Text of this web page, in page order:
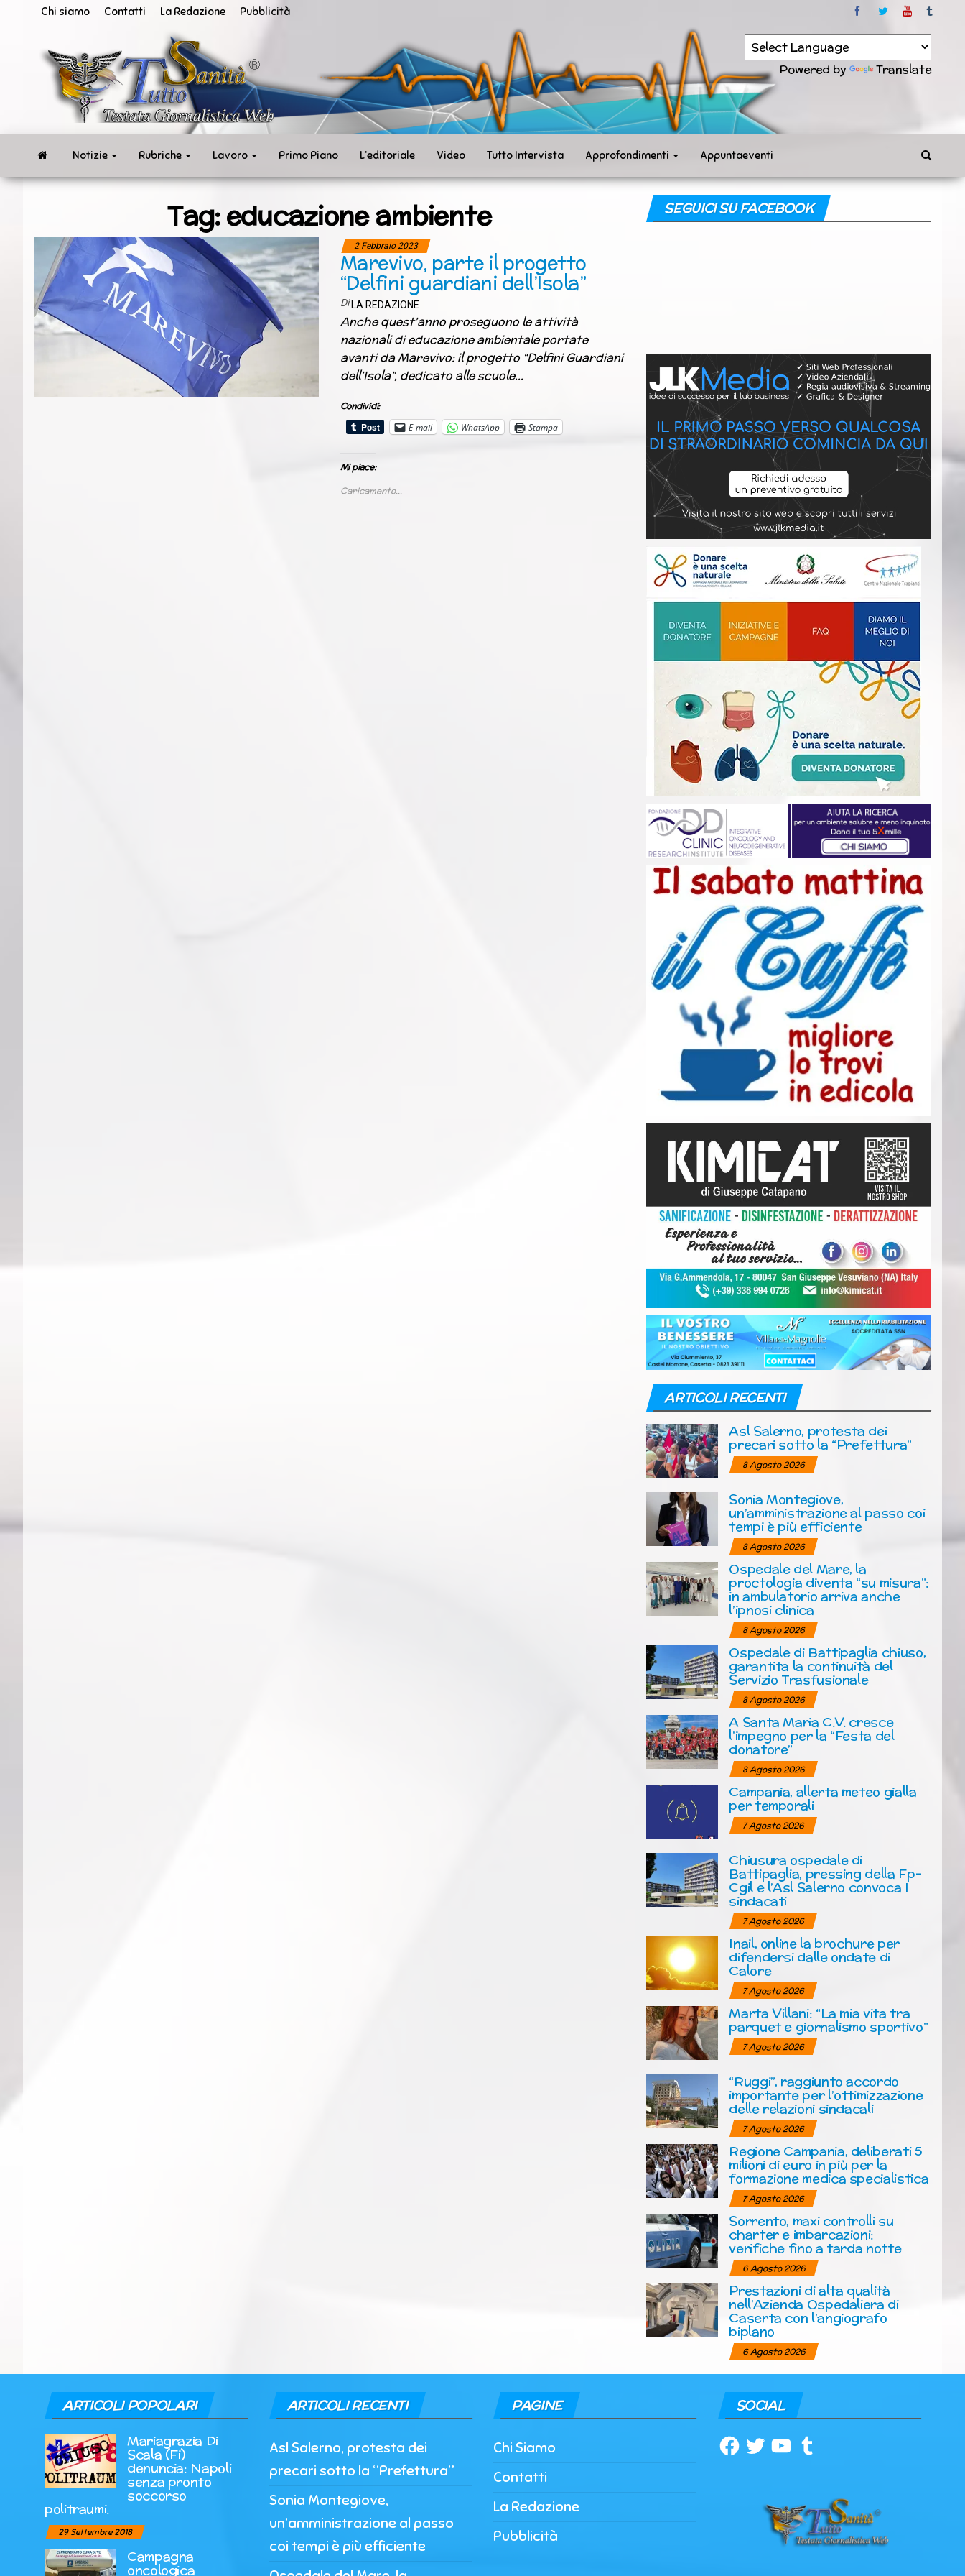
Chi siamo Contatti La Redazione Pubblicità
tempo
reale
Powered by Translate
Notizie Rubriche Lavoro Primo Piano L’editoriale Video Tutto Intervista Approfondimenti Appuntaeventi
Tag:educazione ambiente
2 Febbraio 2023
Marevivo, parte il progetto
“Delfini guardiani dell’Isola”
Di LA REDAZIONE
Anche quest’anno proseguono le attività
nazionali di educazione ambientale portate
avanti da Marevivo: il progetto “Delfini Guardiani
dell’Isola”, dedicato alle scuole…
Condividi:
E-mail
WhatsApp Stampa
Mi piace:
Caricamento...
SEGUICI SU FACEBOOK
ARTICOLI RECENTI
Asl Salerno, protesta dei
precari sotto la “Prefettura”
8 Agosto 2026
Sonia Montegiove,
un’amministrazione al passo coi
tempi è più efficiente
8 Agosto 2026
Ospedale del Mare, la
proctologia diventa “su misura”:
in ambulatorio arriva anche
l’ipnosi clinica
8 Agosto 2026
Ospedale di Battipaglia chiuso,
garantita la continuità del
Servizio Trasfusionale
8 Agosto 2026
A Santa Maria C.V. cresce
l’impegno per la “Festa del
donatore”
8 Agosto 2026
Campania, allerta meteo gialla
per temporali
7 Agosto 2026
Chiusura ospedale di
Battipaglia, pressing della Fp-
Cgil e l’Asl Salerno convoca I
sindacati
7 Agosto 2026
Inail, online la brochure per
difendersi dalle ondate di
Calore
7 Agosto 2026
Marta Villani: “La mia vita tra
parquet e giornalismo sportivo”
7 Agosto 2026
“Ruggi”, raggiunto accordo
importante per l’ottimizzazione
delle relazioni sindacali
7 Agosto 2026
Regione Campania, deliberati 5
milioni di euro in più per la
formazione medica specialistica
7 Agosto 2026
Sorrento, maxi controlli su
charter e imbarcazioni:
verifiche fino a tarda notte
6 Agosto 2026
Prestazioni di alta qualità
nell’Azienda Ospedaliera di
Caserta con l’angiografo
biplano
6 Agosto 2026
ARTICOLI POPOLARI
Mariagrazia Di
Scala (Fi)
denuncia: Napoli
senza pronto
soccorso
politraumi.
29 Settembre 2018
Campagna
oncologica
ARTICOLI RECENTI
Asl Salerno, protesta dei
precari sotto la “Prefettura”
Sonia Montegiove,
un’amministrazione al passo
coi tempi è più efficiente
PAGINE
Chi Siamo
Contatti
La Redazione
Pubblicità
SOCIAL
Facebook
TwitterYouTubeTumblr